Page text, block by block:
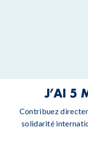
J’AI 5
Contribuez
solidarité